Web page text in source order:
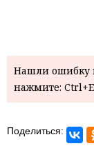
Нашли ошибку
нажмите:
Поделиться: